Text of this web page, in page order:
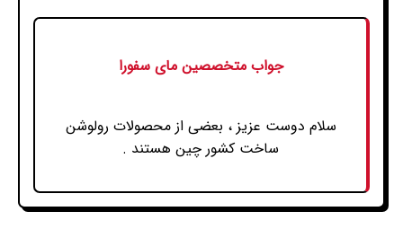
جواب متخصصین مای سفورا
سلام دوست عزیز ، بعضی از محصولات رولوشن
ساخت کشور چین هستند .